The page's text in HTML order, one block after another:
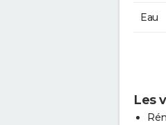
Eau
Les